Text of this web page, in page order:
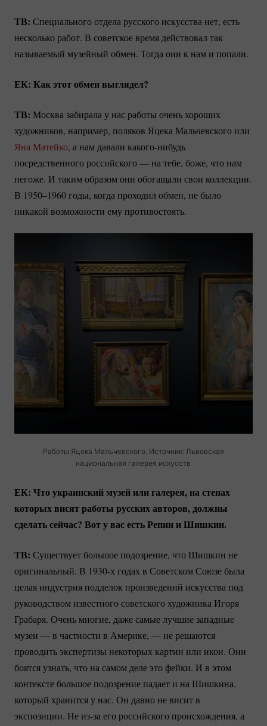
ТВ: Специального отдела русского искусства нет, есть
несколько работ. В советское время действовал так
называемый музейный обмен. Тогда они к нам и попали.
ЕК: Как этот обмен выглядел?
ТВ: Москва забирала у нас работы очень хороших
художников, например, поляков Яцека Мальчевского или
Яна Матейко, а нам давали какого-нибудь
посредственного российского — на тебе, боже, что нам
негоже. И таким образом они обогащали свои коллекции.
В 1950–1960 годы, когда проходил обмен, не было
никакой возможности ему противостоять.
Работы Яцека Мальчевского. Источник: Львовская
национальная галерея искусств
ЕК: Что украинский музей или галерея, на стенах
которых висят работы русских авторов, должны
сделать сейчас? Вот у вас есть Репин и Шишкин.
ТВ: Существует большое подозрение, что Шишкин не
оригинальный. В 1930-х годах в Советском Союзе была
целая индустрия подделок произведений искусства под
руководством известного советского художника Игоря
Грабаря. Очень многие, даже самые лучшие западные
музеи — в частности в Америке, — не решаются
проводить экспертизы некоторых картин или икон. Они
боятся узнать, что на самом деле это фейки. И в этом
контексте большое подозрение падает и на Шишкина,
который хранится у нас. Он давно не висит в
экспозиции. Неиз-заего российского происхождения, а